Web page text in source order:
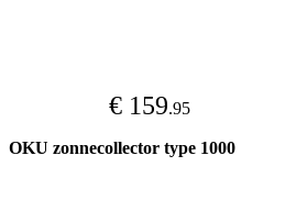
€ 159.95
OKU zonnecollector type 1000